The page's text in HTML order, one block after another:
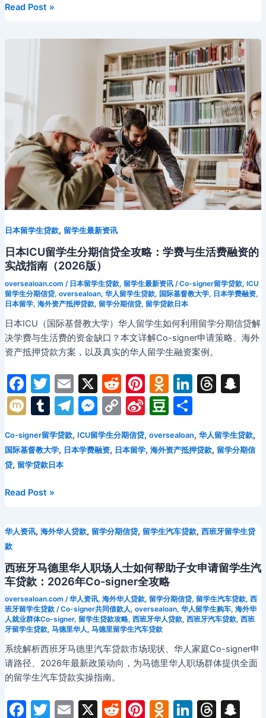
饮
利
后
付
智
消
版）
o
ni
ki
g
er
k o
2026
职
场
留
学
分
信
全
攻
略：
记
录
缺
失
困
下
的
学
融
资
方
Read Post »
日本留学生贷款, 留学生最新资讯
日本ICU留学生分期信贷全攻略：学费与生活费融资的
实战指南（2026版）
oversealoan.com / 日本留学生贷款, 留学生最新资讯/Co-signer留学贷款, ICU
留学生分期信贷, oversealoan, 华人留学生贷款, 国际基督教大学, 日本学费融资,
日本留学, 海外资产抵押贷款, 留学分期信贷, 留学贷款日本
日本ICU（国际基督教大学）华人留学生如何利用留学分期信贷解
决学费与生活费的资金缺口？本文详解Co-signer申请策略、海外
资产抵押贷款方案，以及真实的华人留学生融资案例。
F
a
c
e
b
o
T
w
itt
er
E
m
ai
l
X R
e
d
di
t
Pi
nt
er
e
st
O
d
n
o
kl
ni
Li
n
k
e
dI
T
a
d
S
p
c
M
i
T
u
m
bl
T
e
M
s
er
C
o
p
Si
a
D
u
分
Co-signer留学贷款, ICU留学生分期信贷, oversealoan, 华人留学生贷款,
国际基督教大学, 日本学费融资, 日本留学, 海外资产抵押贷款, 留学分期信
贷, 留学贷款日本
日
留
学
生
分
信
贷
全
攻
略：
学
与
Read Post »
华人资讯, 海外华人贷款, 留学分期信贷, 留学生汽车贷款, 西班牙留学生贷
款
西班牙马德里华人职场人士如何帮助子女申请留学生汽
车贷款：2026年Co-signer全攻略
oversealoan.com /华人资讯, 海外华人贷款, 留学分期信贷, 留学生汽车贷款, 西
班牙留学生贷款/Co-signer共同借款人, oversealoan, 华人留学生购车, 海外华
人就业群体Co-signer, 留学生贷款攻略, 西班牙华人贷款, 西班牙汽车贷款, 西班
牙留学生贷款, 马德里华人, 马德里留学生汽车贷款
系统解析西班牙马德里汽车贷款市场现状、华人家庭Co-signer申
请路径、2026年最新政策动向，为马德里华人职场群体提供全面
的留学生汽车贷款实操指南。
F T E X R Pi O Li T S